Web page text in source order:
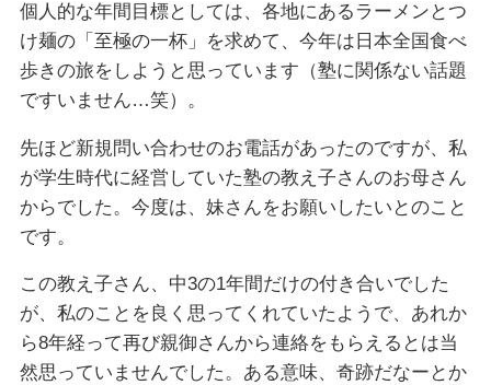
個人的な年間目標としては、各地にあるラーメンとつ
け麺の「至極の一杯」を求めて、今年は日本全国食べ
歩きの旅をしようと思っています（塾に関係ない話題
ですいません…笑）。
先ほど新規問い合わせのお電話があったのですが、私
が学生時代に経営していた塾の教え子さんのお母さん
からでした。今度は、妹さんをお願いしたいとのこと
です。
この教え子さん、中3の1年間だけの付き合いでした
が、私のことを良く思ってくれていたようで、あれか
ら8年経って再び親御さんから連絡をもらえるとは当
然思っていませんでした。ある意味、奇跡だなーとか